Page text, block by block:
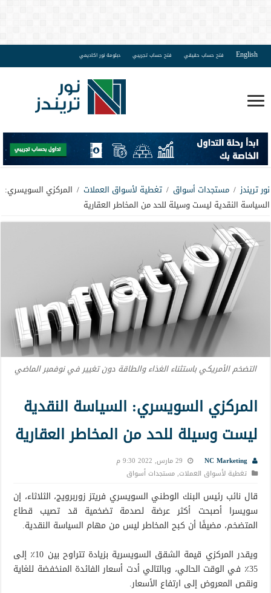
English فتح حساب حقيقي فتح حساب تجريبي دبلومة نور اكاديمي
نور تريندز / مستجدات أسواق / تغطية لأسواق العملات / المركزي السويسري:
السياسة النقدية ليست وسيلة للحد من المخاطر العقارية
التضخم الأمريكي باستثناء الغذاء والطاقة دون تغيير في نوفمبر الماضي
المركزي السويسري: السياسة النقدية
ليست وسيلة للحد من المخاطر العقارية
NC Marketing
29 مارس, 2022 9:30 م
تغطية لأسواق العملات,مستجدات أسواق
قال نائب رئيس البنك الوطني السويسري فريتز زوربرويج، الثلاثاء، إن
سويسرا أصبحت أكثر عرضة لصدمة تضخمية قد تصيب قطاع
المتضخم، مضيفًا أن كبح المخاطر ليس من مهام السياسة النقدية.
ويقدر المركزي قيمة الشقق السويسرية بزيادة تتراوح بين 10٪ إلى
35٪ في الوقت الحالي، وبالتالي أدت أسعار الفائدة المنخفضة للغاية
ونقص المعروض إلى ارتفاع الأسعار.